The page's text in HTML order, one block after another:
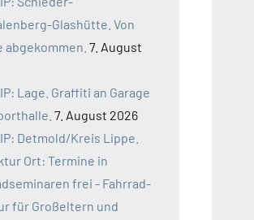
Glashütte. Von
abgekommen. 7. August
Lage. Graffiti an Garage
7. August 2026
Detmold/Kreis Lippe.
Ort: Termine in
frei - Fahrrad-
für Großeltern und